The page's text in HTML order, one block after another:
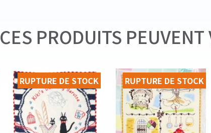
CES PRODUITS PEUVENT
RUPTURE DE STOCK RUPTURE DE STOCK